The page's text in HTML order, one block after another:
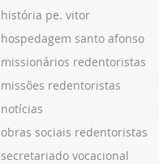
história pe. vitor
hospedagem santo afonso
missionários redentoristas
missões redentoristas
notícias
obras sociais redentoristas
secretariado vocacional